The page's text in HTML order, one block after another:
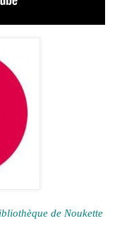
de Noukette